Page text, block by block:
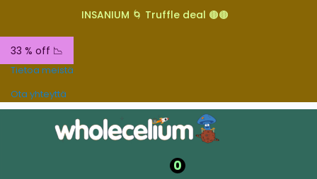
INSANIUM 🌀 Truffle deal 🟤🟤
33 % off 📉
Tietoa meistä
Ota yhteyttä
0